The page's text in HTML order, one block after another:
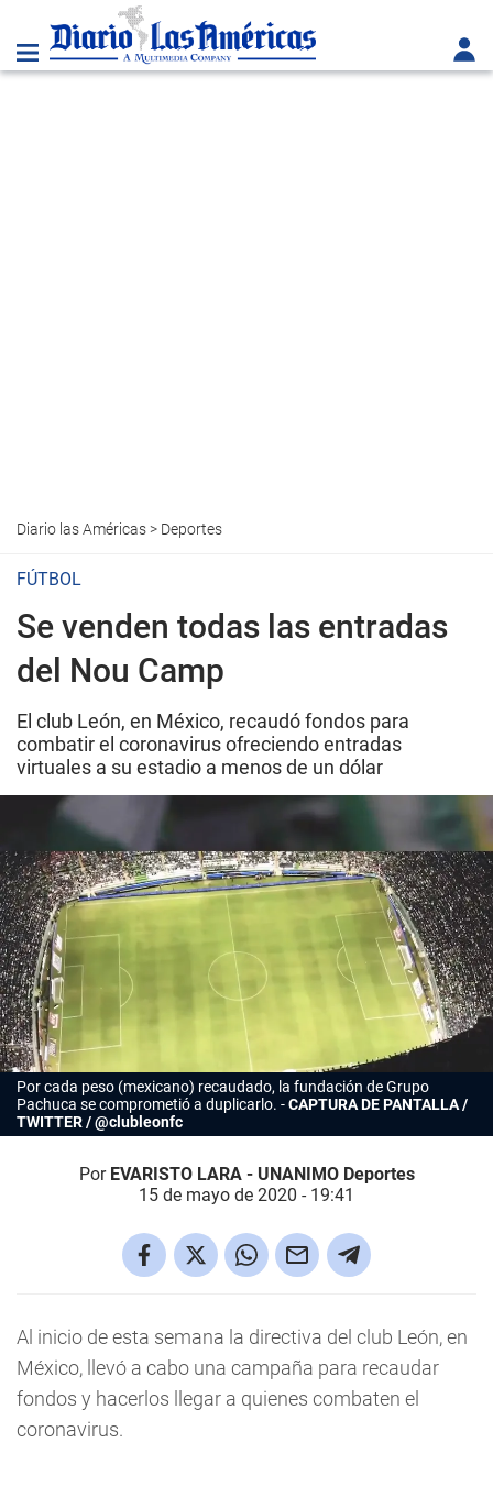
Diario las Américas> Deportes
FÚTBOL
Se venden todas las entradas
del Nou Camp
El club León, en México, recaudó fondos para
combatir el coronavirus ofreciendo entradas
virtuales a su estadio a menos de un dólar
Por cada peso (mexicano) recaudado, la fundación de Grupo
Pachuca se comprometió a duplicarlo.
CAPTURA DE PANTALLA /
TWITTER / @clubleonfc
Por EVARISTO LARA - UNANIMO Deportes
15 de mayo de 2020 - 19:41
Al inicio de esta semana la directiva del club León, en
México, llevó a cabo una campaña para recaudar
fondos y hacerlos llegar a quienes combaten el
coronavirus.